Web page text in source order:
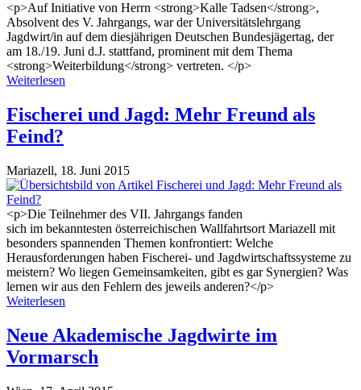
<p>Auf Initiative von Herrn <strong>Kalle Tadsen</strong>,
Absolvent des V. Jahrgangs, war der Universitätslehrgang
Jagdwirt/in auf dem diesjährigen Deutschen Bundesjägertag, der
am 18./19. Juni d.J. stattfand, prominent mit dem Thema
<strong>Weiterbildung</strong> vertreten. </p>
Weiterlesen
Fischerei und Jagd: Mehr Freund als
Feind?
Mariazell, 18. Juni 2015
<p>Die Teilnehmer des VII. Jahrgangs fanden
sich im bekanntesten österreichischen Wallfahrtsort Mariazell mit
besonders spannenden Themen konfrontiert: Welche
Herausforderungen haben Fischerei- und Jagdwirtschaftssysteme zu
meistern? Wo liegen Gemeinsamkeiten, gibt es gar Synergien? Was
lernen wir aus den Fehlern des jeweils anderen?</p>
Weiterlesen
Neue Akademische Jagdwirte im
Vormarsch